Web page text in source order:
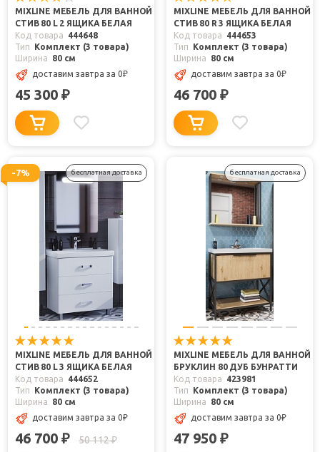
MIXLINE МЕБЕЛЬ ДЛЯ ВАННОЙ
СТИВ 80 L 2 ЯЩИКА БЕЛАЯ
Код товара
444648
Тип
Комплект (3 товара)
Ширина
80 см
доставим завтра за 0₽
45 300 ₽
MIXLINE МЕБЕЛЬ ДЛЯ ВАННОЙ
СТИВ 80 R 3 ЯЩИКА БЕЛАЯ
Код товара
444653
Тип
Комплект (3 товара)
Ширина
80 см
доставим завтра за 0₽
46 700 ₽
-7% бесплатная доставка
MIXLINE МЕБЕЛЬ ДЛЯ ВАННОЙ
СТИВ 80 L 3 ЯЩИКА БЕЛАЯ
Код товара
444652
Тип
Комплект (3 товара)
Ширина
80 см
доставим завтра за 0₽
46 700 ₽ 50 112₽
бесплатная доставка
MIXLINE МЕБЕЛЬ ДЛЯ ВАННОЙ
БРУКЛИН 80 ДУБ БУНРАТТИ
Код товара
423981
Тип
Комплект (3 товара)
Ширина
80 см
доставим завтра за 0₽
47 950 ₽